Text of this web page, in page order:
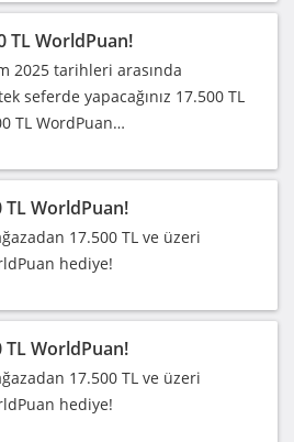
TL WorldPuan!
2025 tarihleri arasında
seferde yapacağınız 17.500 TL
TL WordPuan…
WorldPuan!
17.500 TL ve üzeri
hediye!
WorldPuan!
17.500 TL ve üzeri
hediye!